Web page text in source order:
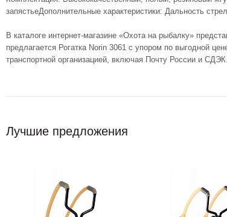
запястьеДополнительные характеристики: Дальность
В каталоге интернет-магазине «Охота на рыбалку»
предлагается Рогатка Norin 3061 с упором по выгодной
транспортной организацией, включая Почту России и
Лучшие предложения